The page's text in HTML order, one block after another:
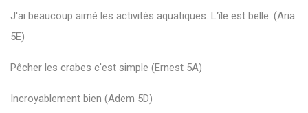
J'ai beaucoup aimé les activités aquatiques. L'île est belle. (Aria
5E)
Pêcher les crabes c'est simple (Ernest 5A)
Incroyablement bien (Adem 5D)